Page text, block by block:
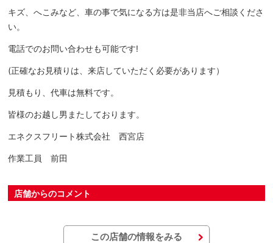
キズ、へこみなど、車の事で気になる方は是非当店へご相談くださ
い。
電話でのお問い合わせも可能です!
(正確なお見積りは、来店していただく必要があります）
見積もり、代車は無料です。
皆様のお越し男またしております。
エネクスフリート株式会社 西宮店
作業工員 前田
店舗からのコメント
この店舗の情報をみる